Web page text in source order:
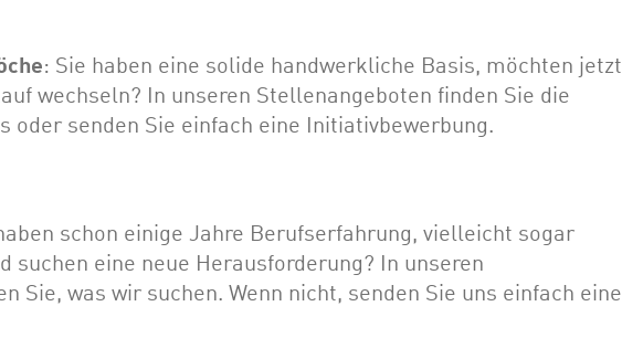
: Sie haben eine solide handwerkliche Basis, möchten jetzt
wechseln? In unseren Stellenangeboten finden Sie die
oder senden Sie einfach eine Initiativbewerbung.
schon einige Jahre Berufserfahrung, vielleicht sogar
suchen eine neue Herausforderung? In unseren
Sie, was wir suchen. Wenn nicht, senden Sie uns einfach eine